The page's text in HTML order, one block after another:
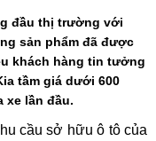
đầu thị trường với
sản phẩm đã được
khách hàng tin tưởng
tầm giá dưới 600
xe lần đầu.
cầu sở hữu ô tô của